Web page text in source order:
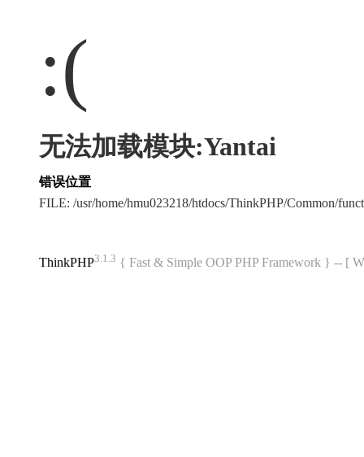
:(
无法加载模块:Yantai
错误位置
FILE: /usr/home/hmu023218/htdocs/ThinkPHP/Common/
ThinkPHP3.1.3 { Fast & Simple OOP PHP Framework } -- [